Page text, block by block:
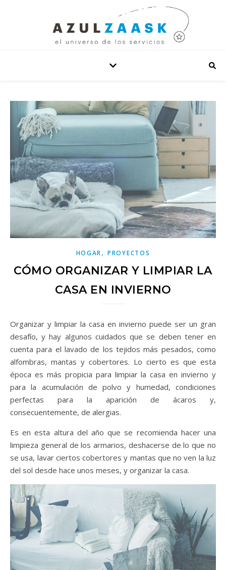
HOGAR,PROYECTOS
CÓMO ORGANIZAR Y LIMPIAR LA
CASA EN INVIERNO
Organizar y limpiar la casa en invierno puede ser un gran
desafío, y hay algunos cuidados que se deben tener en
cuenta para el lavado de los tejidos más pesados, como
alfombras, mantas y cobertores. Lo cierto es que esta
época es más propicia para limpiar la casa en invierno y
para la acumulación de polvo y humedad, condiciones
perfectas para la aparición de ácaros y,
consecuentemente, de alergias.
Es en esta altura del año que se recomienda hacer una
limpieza general de los armarios, deshacerse de lo que no
se usa, lavar ciertos cobertores y mantas que no ven la luz
del sol desde hace unos meses, y organizar la casa.